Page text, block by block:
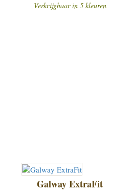
Verkrijgbaar in 5 kleuren
Galway ExtraFit